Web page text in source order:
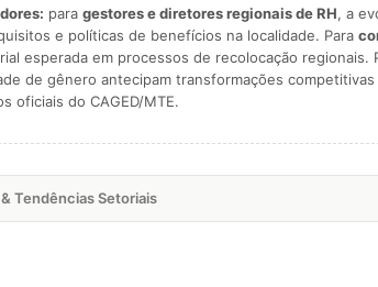
para gestores e diretores regionais de RH, a
e políticas de benefícios na localidade. Para
esperada em processos de recolocação regionais.
de gênero antecipam transformações
oficiais do CAGED/MTE.
Tendências Setoriais